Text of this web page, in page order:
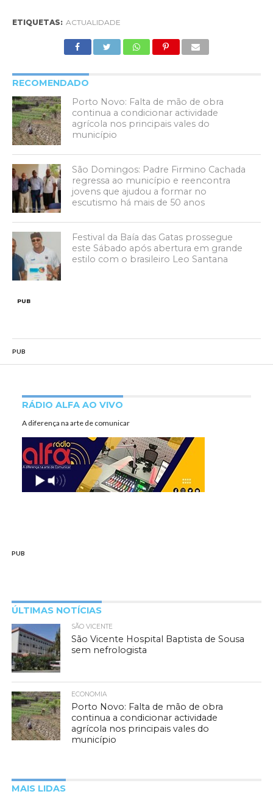
ETIQUETAS: ACTUALIDADE
RECOMENDADO
Porto Novo: Falta de mão de obra
continua a condicionar actividade
agrícola nos principais vales do
município
São Domingos: Padre Firmino Cachada
regressa ao município e reencontra
jovens que ajudou a formar no
escutismo há mais de 50 anos
Festival da Baía das Gatas prossegue
este Sábado após abertura em grande
estilo com o brasileiro Leo Santana
PUB
PUB
RÁDIO ALFA AO VIVO
A diferença na arte de comunicar
PUB
ÚLTIMAS NOTÍCIAS
SÃO VICENTE
São Vicente Hospital Baptista de Sousa
sem nefrologista
ECONOMIA
Porto Novo: Falta de mão de obra
continua a condicionar actividade
agrícola nos principais vales do
município
MAIS LIDAS